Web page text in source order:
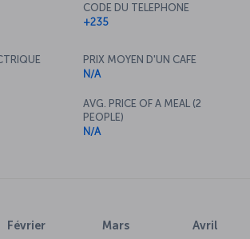
CODE DU TELEPHONE
+235
PRIX MOYEN D'UN CAFE
N/A
AVG. PRICE OF A MEAL (2
PEOPLE)
N/A
Février Mars Avril